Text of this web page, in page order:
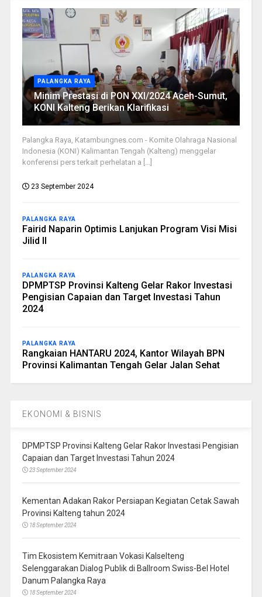
PALANGKA RAYA
Minim Prestasi di PON XXI/2024 Aceh-Sumut,
KONI Kalteng Berikan Klarifikasi
Palangka Raya, Katambungnes.com - Komite Olahraga Nasional
Indonesia (KONI) Kalimantan Tengah (Kalteng) menggelar
konferensi pers terkait perhelatan a [...]
23 September 2024
PALANGKA RAYA
Fairid Naparin Optimis Lanjukan Program Visi Misi
Jilid II
PALANGKA RAYA
DPMPTSP Provinsi Kalteng Gelar Rakor Investasi
Pengisian Capaian dan Target Investasi Tahun
2024
PALANGKA RAYA
Rangkaian HANTARU 2024, Kantor Wilayah BPN
Provinsi Kalimantan Tengah Gelar Jalan Sehat
EKONOMI & BISNIS
DPMPTSP Provinsi Kalteng Gelar Rakor Investasi Pengisian
Capaian dan Target Investasi Tahun 2024
23 September 2024
Kementan Adakan Rakor Persiapan Kegiatan Cetak Sawah
Provinsi Kalteng tahun 2024
18 September 2024
Tim Ekosistem Kemitraan Vokasi Kalselteng
Selenggarakan Dialog Publik di Ballroom Swiss-Bel Hotel
Danum Palangka Raya
18 September 2024